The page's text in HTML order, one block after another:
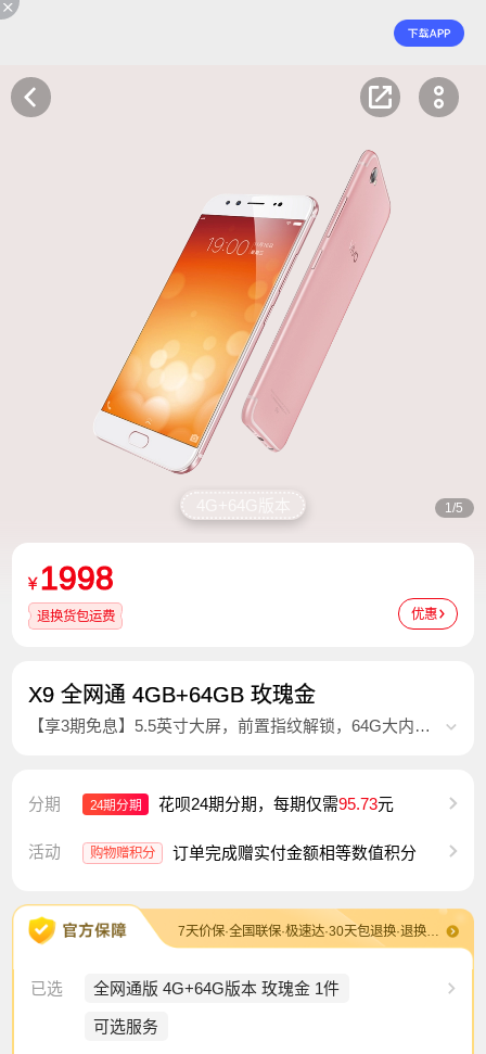
1/5
¥ 1998
退换货包运费 优惠
X9 全网通 4GB+64GB 玫瑰金
【享3期免息】5.5英寸大屏，前置指纹解锁，64G大内
分期 24期分期 花呗24期分期，每期仅需95.73元
活动 购物赠积分 订单完成赠实付金额相等数值积分
7天价保·全国联保·极速达·30天包退换·退换货包运费
已选 全网通版 4G+64G版本 玫瑰金 1件
可选服务